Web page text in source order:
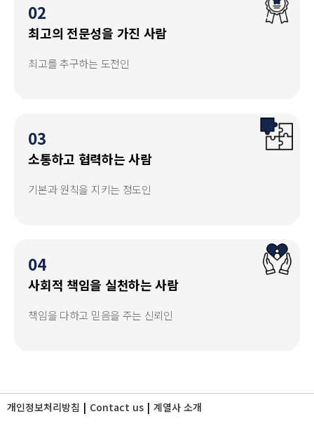
02
최고의 전문성을 가진 사람
최고를 추구하는 도전인
03
소통하고 협력하는 사람
기본과 원칙을 지키는 정도인
04
사회적 책임을 실천하는 사람
책임을 다하고 믿음을 주는 신뢰인
개인정보처리방침 Contact us 계열사 소개